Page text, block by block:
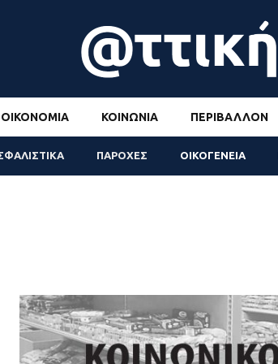
ΟΙΚΟΝΟΜΊΑ ΚΟΙΝΩΝΊΑ ΠΕΡΙΒΆΛΛΟΝ
ΠΑΡΟΧΕΣ ΟΙΚΟΓΕΝΕΙΑ